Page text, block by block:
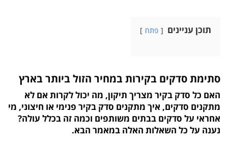
תוכן עניינים פתח
סתימת סדקים בקירות במחיר הזול ביותר בארץ
האם כל סדק בקיר מצריך תיקון, מה יכול לקרות אם לא
מתקנים סדקים, איך מתקנים סדק בקיר פנימי או חיצוני, מי
אחראי על סדקים בבתים משותפים וכמה זה בכלל עולה?
נענה על כל השאלות האלה במאמר הבא.